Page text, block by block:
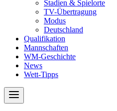
Stadien & Spielorte
TV-Übertragung
Modus
Deutschland
Qualifikation
Mannschaften
WM-Geschichte
News
Wett-Tipps